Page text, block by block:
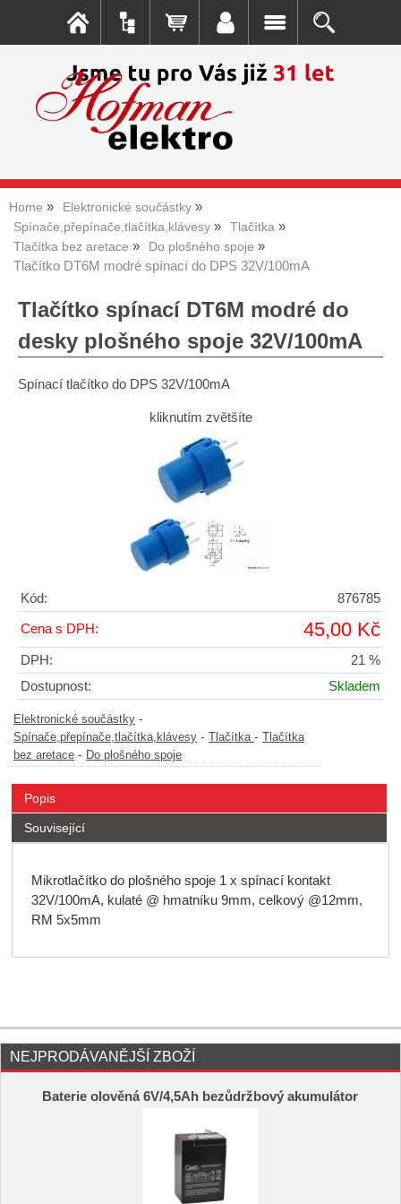
Home
Elektronické součástky
Spínače,přepínače,tlačítka,klávesy
Tlačítka
Tlačítka bez aretace
Do plošného spoje
Tlačítko DT6M modré spínací do DPS 32V/100mA
Tlačítko spínací DT6M modré do
desky plošného spoje 32V/100mA
Spínací tlačítko do DPS 32V/100mA
kliknutím zvětšíte
Kód: 876785
Cena s DPH: 45,00 Kč
DPH:
21 %
Dostupnost:
Skladem
Elektronické součástky -
Spínače,přepínače,tlačítka,klávesy - Tlačítka -
Tlačítka
bez aretace - Do plošného spoje
Popis
Související
Mikrotlačítko do plošného spoje 1 x spínací kontakt
32V/100mA, kulaté @ hmatníku 9mm, celkový @12mm,
RM 5x5mm
NEJPRODÁVANĚJŠÍ ZBOŽÍ
Baterie olověná 6V/4,5Ah bezůdržbový akumulátor